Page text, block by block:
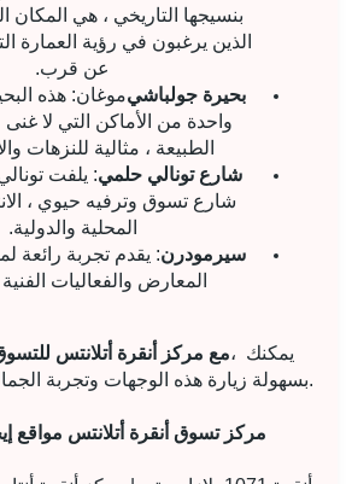
بنسيجها التاريخي ، هي المكان
الذين يرغبون في رؤية العمارة
عن قرب.
بحيرة جولباشيموغان: هذه
واحدة من الأماكن التي لا
الطبيعة ، مثالية للنزهات
شارع تونالي حلمي: يلفت
شارع تسوق وترفيه حيوي ،
المحلية والدولية.
سيرمودرن: يقدم تجربة رائعة
المعارض والفعاليات الفنية
مع مركز أنقرة أتلانتس، يمكنك
بسهولة زيارة هذه الوجهات وتجربة الجمال الذي تقدمه أنقرة.
مركز تسوق أنقرة أتلانتس مواقع